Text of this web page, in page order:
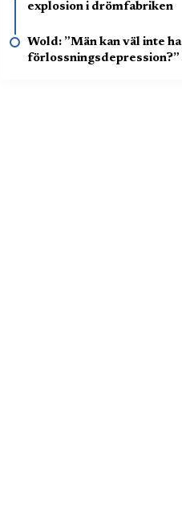
explosion i drömfabriken
Wold: ”Män kan väl inte ha
förlossningsdepression?”